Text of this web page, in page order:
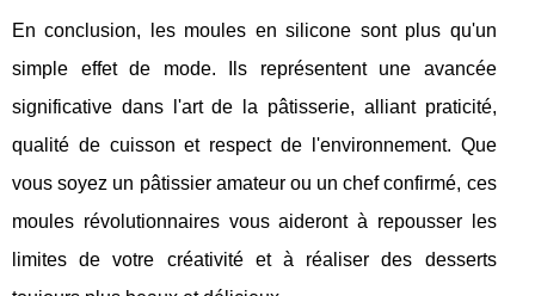
En conclusion, les moules en silicone sont plus qu'un
simple effet de mode. Ils représentent une avancée
significative dans l'art de la pâtisserie, alliant praticité,
qualité de cuisson et respect de l'environnement. Que
vous soyez un pâtissier amateur ou un chef confirmé, ces
moules révolutionnaires vous aideront à repousser les
limites de votre créativité et à réaliser des desserts